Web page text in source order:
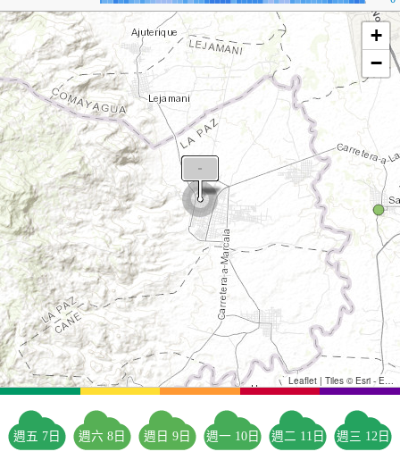
+
−
Leaflet | Tiles © Esri - Esri, DeLorme, NAVTEQ, TomTom, Intermap, iPC, USGS, FAO, NPS, NRCAN, GeoBase, Kadaster NL, Ordnance Survey, Esri Japan, METI, Esri China (Hong Kong), and the GIS User Community
週五 7日 週六 8日 週日 9日 週一 10日 週二 11日 週三 12日